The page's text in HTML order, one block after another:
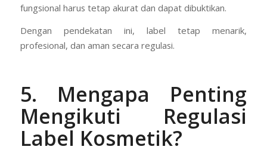
fungsional harus tetap akurat dan dapat dibuktikan.
Dengan pendekatan ini, label tetap menarik,
profesional, dan aman secara regulasi.
5. Mengapa Penting
Mengikuti Regulasi
Label Kosmetik?